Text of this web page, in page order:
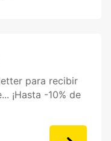
para recibir
¡Hasta -10% de